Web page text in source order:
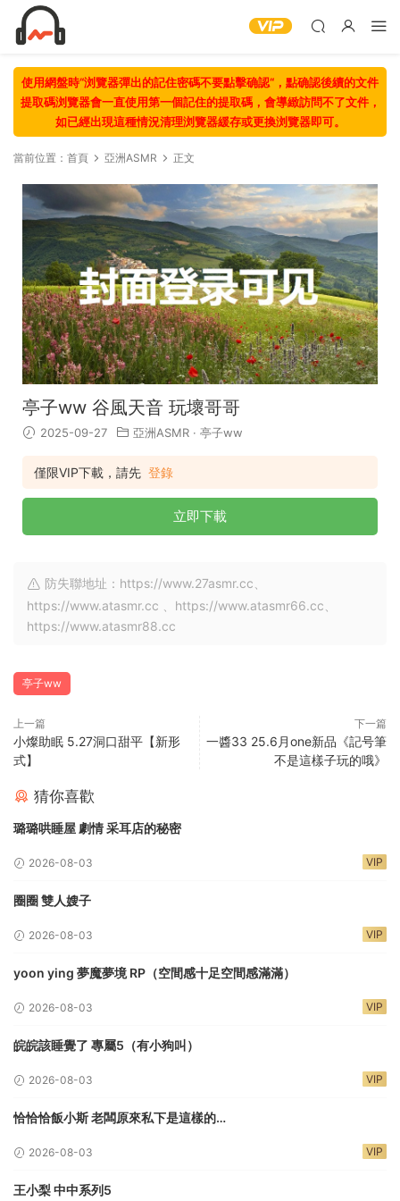
使用網盤時“浏覽器彈出的記住密碼不要點擊确認“，點确認後續的文件
提取碼浏覽器會一直使用第一個記住的提取碼，會導緻訪問不了文件，
如已經出現這種情況清理浏覽器緩存或更換浏覽器即可。
當前位置： 首頁 亞洲ASMR 正文
亭子ww 谷風天音 玩壞哥哥
2025-09-27 亞洲ASMR · 亭子ww
僅限VIP下載，請先 登錄
立即下載
防失聯地址：https://www.27asmr.cc、
https://www.atasmr.cc 、https://www.atasmr66.cc、
https://www.atasmr88.cc
亭子ww
上一篇
小燦助眠 5.27洞口甜平【新形
式】
下一篇
一醬33 25.6月one新品《記号筆
不是這樣子玩的哦》
猜你喜歡
璐璐哄睡屋 劇情 采耳店的秘密
2026-08-03 VIP
圈圈 雙人嫂子
2026-08-03 VIP
yoon ying 夢魔夢境 RP（空間感十足空間感滿滿）
2026-08-03 VIP
皖皖該睡覺了 專屬5（有小狗叫）
2026-08-03 VIP
恰恰恰飯小斯 老闆原來私下是這樣的…
2026-08-03 VIP
王小梨 中中系列5